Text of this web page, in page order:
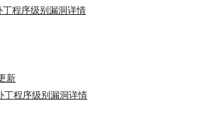
程序级别漏洞详情
新
程序级别漏洞详情